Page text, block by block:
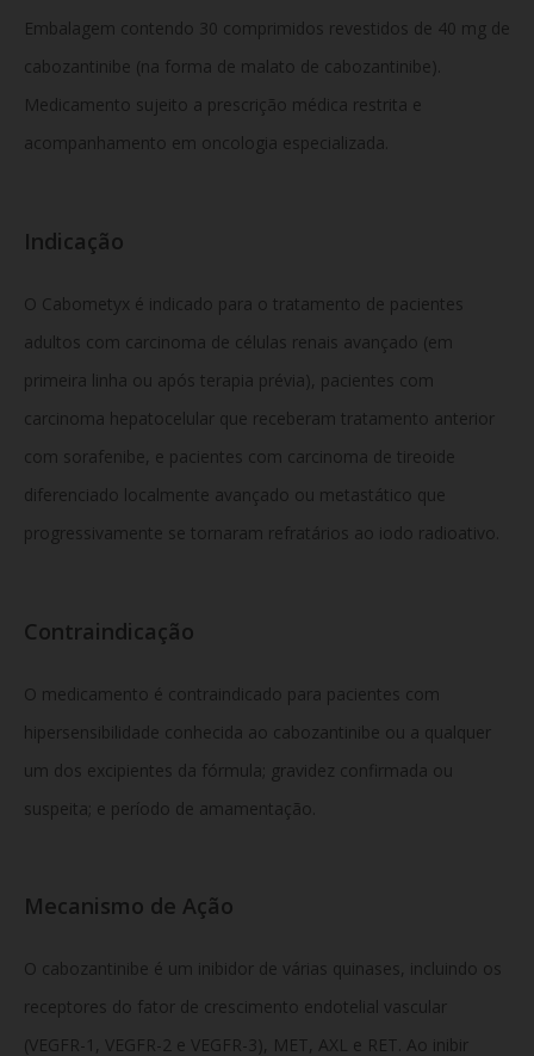
Embalagem contendo 30 comprimidos revestidos de 40 mg de
cabozantinibe (na forma de malato de cabozantinibe).
Medicamento sujeito a prescrição médica restrita e
acompanhamento em oncologia especializada.
Indicação
O Cabometyx é indicado para o tratamento de pacientes
adultos com carcinoma de células renais avançado (em
primeira linha ou após terapia prévia), pacientes com
carcinoma hepatocelular que receberam tratamento anterior
com sorafenibe, e pacientes com carcinoma de tireoide
diferenciado localmente avançado ou metastático que
progressivamente se tornaram refratários ao iodo radioativo.
Contraindicação
O medicamento é contraindicado para pacientes com
hipersensibilidade conhecida ao cabozantinibe ou a qualquer
um dos excipientes da fórmula; gravidez confirmada ou
suspeita; e período de amamentação.
Mecanismo de Ação
O cabozantinibe é um inibidor de várias quinases, incluindo os
receptores do fator de crescimento endotelial vascular
(VEGFR-1, VEGFR-2 e VEGFR-3), MET, AXL e RET. Ao inibir